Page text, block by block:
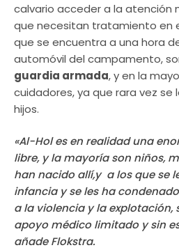
calvario acceder a la atención
que necesitan tratamiento en
que se encuentra a una hora
automóvil del campamento,
guardia armada, y en la
cuidadores, ya que rara vez se
hijos.
«Al-Hol es en realidad una
libre, y la mayoría son niños,
han nacido allí,y a los que se
infancia y se les ha
a la violencia y la explotación,
apoyo médico limitado y sin
añade Flokstra.